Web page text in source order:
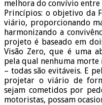
melhora do convívio entre
Princípios: o objetivo da
viário, proporcionando
harmonizando a
projeto é baseado em
Visão Zero, que é uma
pela qual nenhuma morte
– todas são evitáveis. E
projetar o viário de
sejam cometidos por
motoristas, possam